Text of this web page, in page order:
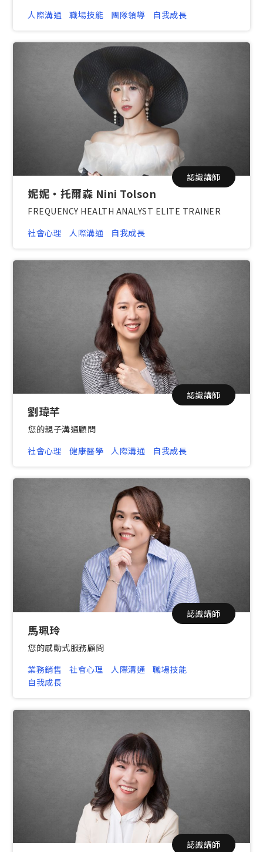
人際溝通 職場技能 團隊領導 自我成長
認識講師
妮妮・托爾森 Nini Tolson
FREQUENCY HEALTH ANALYST ELITE TRAINER
社會心理
人際溝通 自我成長
認識講師
劉瑋芊
您的親子溝通顧問
社會心理
健康醫學 人際溝通 自我成長
認識講師
馬珮玲
您的感動式服務顧問
業務銷售
社會心理 人際溝通
職場技能
自我成長
認識講師